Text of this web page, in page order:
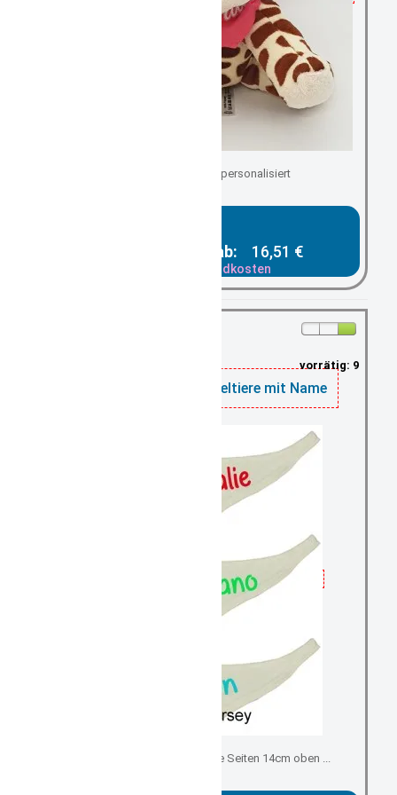
auf ihren Wunsch personalisiert
Gesamtpreis ab: 16,51 €
zzgl. Versandkosten
vorrätig: 9
Halstuch für Kuscheltiere mit Name
Ersatz- Minihalstuch kurze Seiten 14cm oben ...